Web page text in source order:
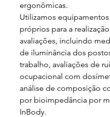
ergonômicas.
Utilizamos equipamentos
próprios para a
avaliações, incluindo
de iluminância dos
trabalho, avaliações de
ocupacional com
análise de composição
por bioimpedância por
InBody.